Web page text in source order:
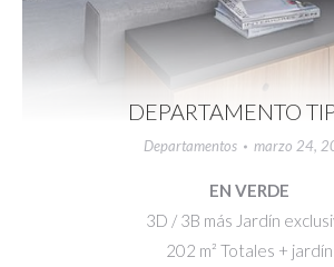
DEPARTAMENTO
Departamentos marzo 24,
EN VERDE
3D / 3B más Jardín
202 m² Totales + jardín